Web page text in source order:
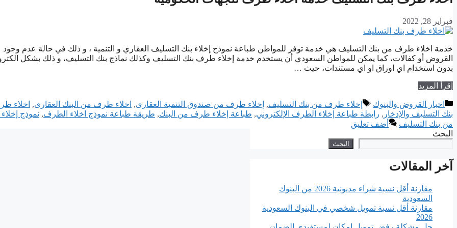
فبراير 28, 2022
خدمة اخلاء طرف من بنك التسليف هي خدمة توفر للمواطن طباعة نموذج إخلاء بنك التسليف العقاري و التنمية ، و ذلك في حالة عدم وجود
القروض أو كفالات، كما يمكن للمواطن السعودي أن يستخدم خدمة إخلاء طرف بنك التسليف وكذلك نماذج بنك التسليف، و ذلك بشكل
بدون استخدام اي اوراق او اي مستندات، حيث …
إقرأ المزيد
التصنيفات
اخبار القروض والبنوك الوسوم
إخلاء طرف من بنك التسليف, إخلاء طرف من صندوق التنمية العقارى, اخلاء طرف من البنك العقارى, اخلاء
بنك التسليف والإدخار , رابطة طباعة إخلاء الطرف الإلكتروني, طباعة إخلاء طرف من البنك, طريقة طباعة نموذج اخلاء الطرف, نموذج
من بنك التسليف
أضف تعليق
البحث
البحث
آخر المقالات
مقارنة أقل نسبة شراء مديونية 2026 من البنوك
السعودية
مقارنة أقل نسبة تمويل شخصي في البنوك السعودية
2026